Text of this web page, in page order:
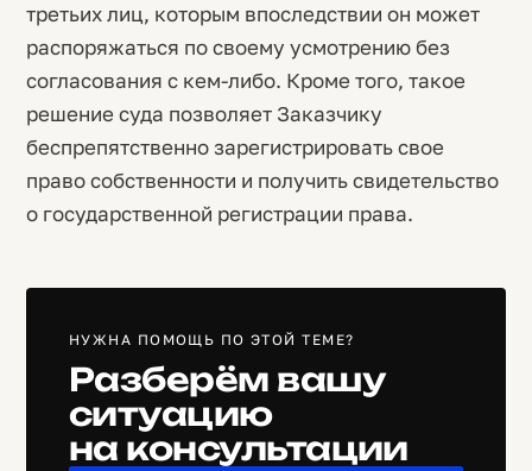
третьих лиц, которым впоследствии он может
распоряжаться по своему усмотрению без
согласования с кем-либо. Кроме того, такое
решение суда позволяет Заказчику
беспрепятственно зарегистрировать свое
право собственности и получить свидетельство
о государственной регистрации права.
НУЖНА ПОМОЩЬ ПО ЭТОЙ ТЕМЕ?
Разберём вашу
ситуацию
на консультации